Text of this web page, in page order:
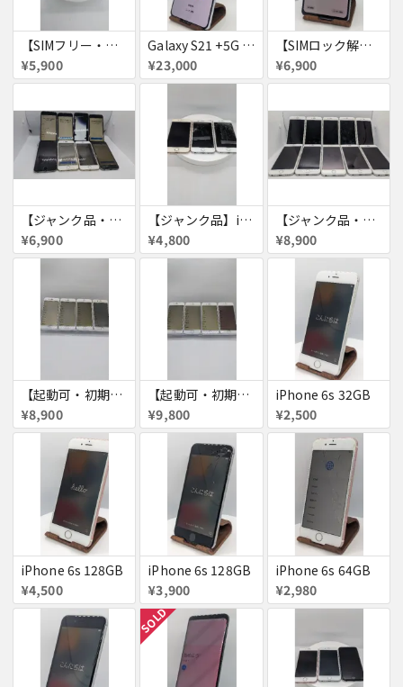
【SIMフリー・付属品あり】iPhone 7 128GB
¥5,900
Galaxy S21 +5G 256GB
¥23,000
【SIMロック解除済・初期化済】Galaxy A41 SCV48
¥6,900
【ジャンク品・初期化済】iPhone6 8台セット
¥6,900
【ジャンク品】iPhone6s ３台セット
¥4,800
【ジャンク品・初期化済】iPhone6 10台セット
¥8,900
【起動可・初期化済・SIMロック解除済】iPhone6 16GB 4台セット
¥8,900
【起動可・初期化済・SIMロック解除済】iPhone6 64GB 4台セット
¥9,800
iPhone 6s 32GB
¥2,500
iPhone 6s 128GB
¥4,500
iPhone 6s 128GB
¥3,900
iPhone 6s 64GB
¥2,980
SOLD